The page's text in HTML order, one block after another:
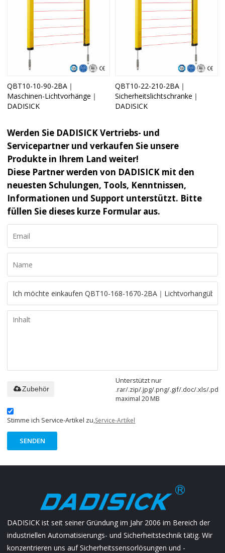
QBT10-10-90-2BA｜
Maschinen-Lichtvorhänge｜
DADISICK
QBT10-22-210-2BA｜
Sicherheitslichtschranke｜
DADISICK
Werden Sie DADISICK Vertriebs- und
Servicepartner und verkaufen Sie unsere
Produkte in Ihrem Land weiter!
Diese Partner werden von DADISICK mit den
neuesten Schulungen, Tools, Kenntnissen,
Informationen und Support unterstützt. Bitte
füllen Sie dieses kurze Formular aus.
Unterstützt nur
.rar/.zip/.jpg/.png/.gif/.doc/.xls/.pdf,
maximal 20 MB
Zubehör
Stimme ich Service-Artikel zu,Service-Artikel
SENDEN
DADISICK ist seit seiner Gründung im Jahr 2006 im Bereich der
industriellen Automatisierungs- und Sicherheitstechnik tätig. Wir
konzentrieren uns auf Sicherheitssensorlösungen und -